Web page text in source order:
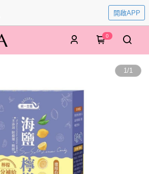
開啟APP
0
1/1